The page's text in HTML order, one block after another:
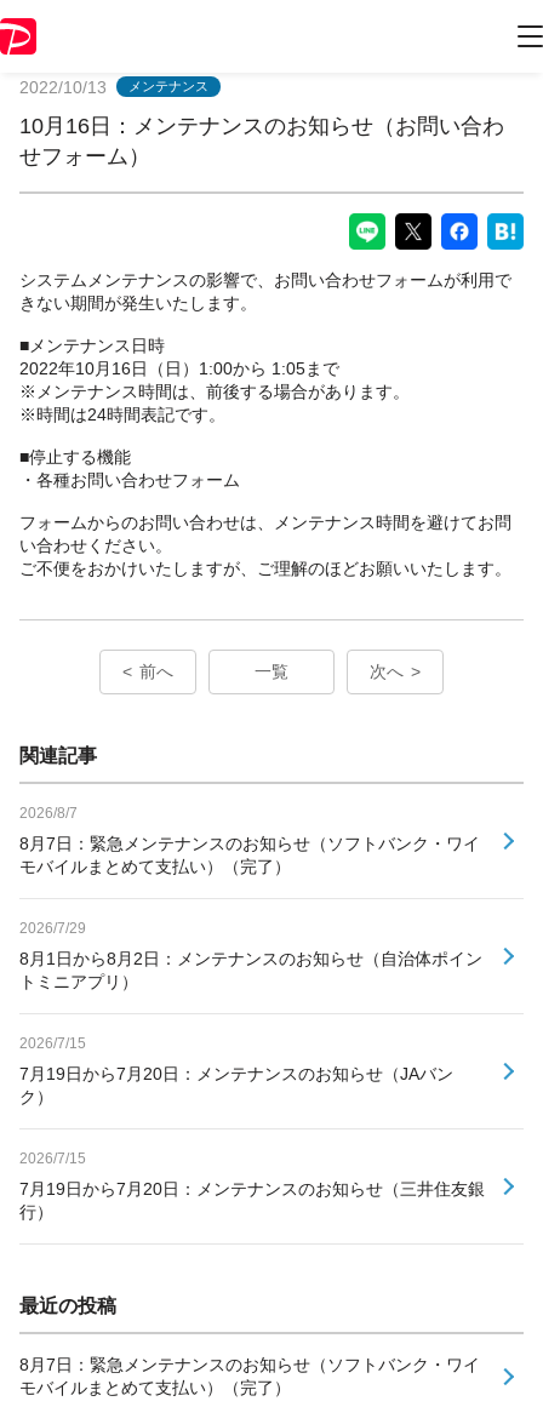
2022/10/13 メンテナンス
10月16日：メンテナンスのお知らせ（お問い合わ
せフォーム）
システムメンテナンスの影響で、お問い合わせフォームが利用で
きない期間が発生いたします。
■メンテナンス日時
2022年10月16日（日）1:00から 1:05まで
※メンテナンス時間は、前後する場合があります。
※時間は24時間表記です。
■停止する機能
・各種お問い合わせフォーム
フォームからのお問い合わせは、メンテナンス時間を避けてお問
い合わせください。
ご不便をおかけいたしますが、ご理解のほどお願いいたします。
前へ 一覧 次へ
関連記事
2026/8/7
8月7日：緊急メンテナンスのお知らせ（ソフトバンク・ワイ
モバイルまとめて支払い）（完了）
2026/7/29
8月1日から8月2日：メンテナンスのお知らせ（自治体ポイン
トミニアプリ）
2026/7/15
7月19日から7月20日：メンテナンスのお知らせ（JAバン
ク）
2026/7/15
7月19日から7月20日：メンテナンスのお知らせ（三井住友銀
行）
最近の投稿
8月7日：緊急メンテナンスのお知らせ（ソフトバンク・ワイ
モバイルまとめて支払い）（完了）